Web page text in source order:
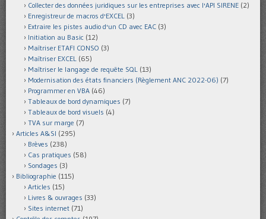
Collecter des données juridiques sur les entreprises avec l'API SIRENE (2)
Enregistreur de macros d'EXCEL (3)
Extraire les pistes audio d'un CD avec EAC (3)
Initiation au Basic (12)
Maîtriser ETAFI CONSO (3)
Maîtriser EXCEL (65)
Maîtriser le langage de requête SQL (13)
Modernisation des états financiers (Règlement ANC 2022-06) (7)
Programmer en VBA (46)
Tableaux de bord dynamiques (7)
Tableaux de bord visuels (4)
TVA sur marge (7)
Articles A&SI (295)
Brèves (238)
Cas pratiques (58)
Sondages (3)
Bibliographie (115)
Articles (15)
Livres & ouvrages (33)
Sites internet (71)